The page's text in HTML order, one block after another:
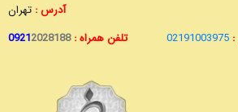
آدرس : تهران
:
02191003975 تلفن همراه : 09212028188